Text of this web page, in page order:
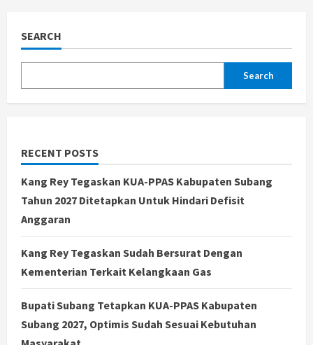
SEARCH
Search
RECENT POSTS
Kang Rey Tegaskan KUA-PPAS Kabupaten Subang
Tahun 2027 Ditetapkan Untuk Hindari Defisit
Anggaran
Kang Rey Tegaskan Sudah Bersurat Dengan
Kementerian Terkait Kelangkaan Gas
Bupati Subang Tetapkan KUA-PPAS Kabupaten
Subang 2027, Optimis Sudah Sesuai Kebutuhan